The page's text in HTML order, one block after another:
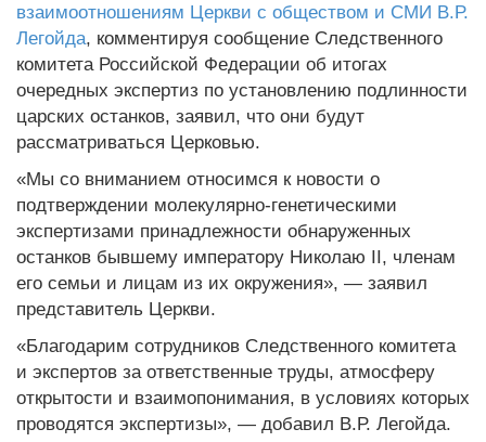
взаимоотношениям Церкви с обществом и СМИ В.Р.
Легойда, комментируя сообщение Следственного
комитета Российской Федерации об итогах
очередных экспертиз по установлению подлинности
царских останков, заявил, что они будут
рассматриваться Церковью.
«Мы со вниманием относимся к новости о
подтверждении молекулярно-генетическими
экспертизами принадлежности обнаруженных
останков бывшему императору Николаю II, членам
его семьи и лицам из их окружения», — заявил
представитель Церкви.
«Благодарим сотрудников Следственного комитета
и экспертов за ответственные труды, атмосферу
открытости и взаимопонимания, в условиях которых
проводятся экспертизы», — добавил В.Р. Легойда.